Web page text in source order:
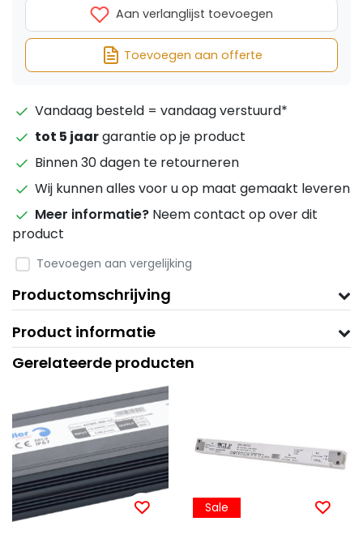
Aan verlanglijst toevoegen
Toevoegen aan offerte
Vandaag besteld = vandaag verstuurd*
tot 5 jaargarantie op je product
Binnen 30 dagen te retourneren
Wij kunnen alles voor u op maat gemaakt leveren
Meer informatie? Neem contact op over dit
product
Toevoegen aan vergelijking
Productomschrijving
Product informatie
Gerelateerde producten
Sale